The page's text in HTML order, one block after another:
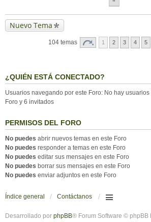
Nuevo Tema
104 temas 1 2 3 4 5
¿QUIÉN ESTÁ CONECTADO?
Usuarios navegando por este Foro: No hay usuarios
Foro y 6 invitados
PERMISOS DEL FORO
No puedes abrir nuevos temas en este Foro
No puedes responder a temas en este Foro
No puedes editar sus mensajes en este Foro
No puedes borrar sus mensajes en este Foro
No puedes enviar adjuntos en este Foro
Índice general Contáctanos
Desarrollado por phpBB® Forum Software © phpBB